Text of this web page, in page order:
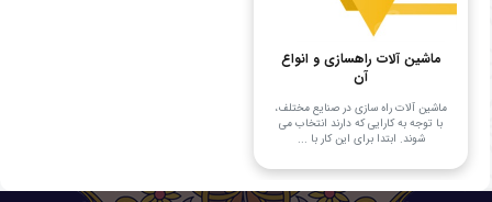
ماشین آلات راهسازی و انواع
آن
ماشین آلات راه سازی در صنایع مختلف،
با توجه به کارایی که دارند انتخاب می
شوند. ابتدا برای این کار با ...